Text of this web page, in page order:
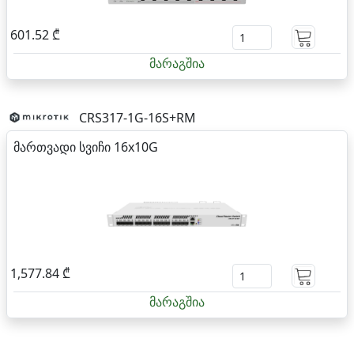
601.52 ₾
მარაგშია
CRS317-1G-16S+RM
მართვადი სვიჩი 16x10G
1,577.84 ₾
მარაგშია